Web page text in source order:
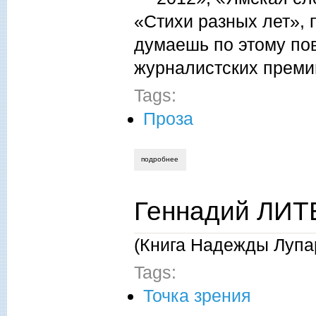
«Стихи разных лет»,
думаешь по этому
журналистских
Tags:
Проза
подробнее
Геннадий
(Книга Надежды
Tags:
Точка зрения